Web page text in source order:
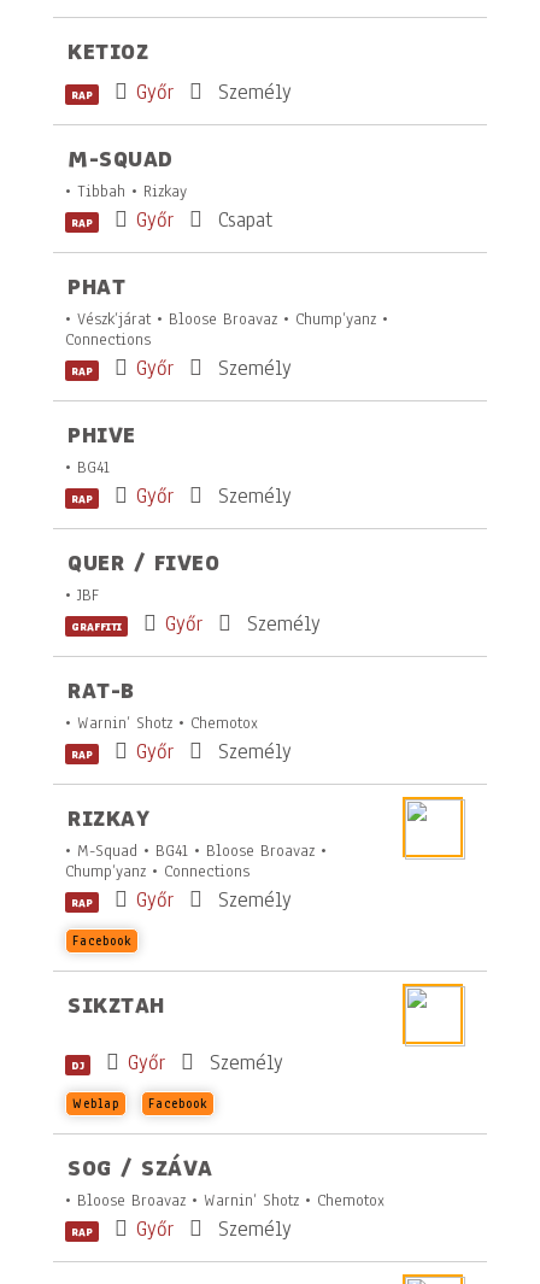
KETIOZ
RAP Győr Személy
M-SQUAD
• Tibbah • Rizkay
RAP Győr Csapat
PHAT
• Vészk’járat • Bloose Broavaz • Chump’yanz •
Connections
RAP Győr Személy
PHIVE
• BG41
RAP Győr Személy
QUER / FIVEO
• JBF
GRAFFITI Győr Személy
RAT-B
• Warnin’ Shotz • Chemotox
RAP Győr Személy
RIZKAY
• M-Squad • BG41 • Bloose Broavaz •
Chump’yanz • Connections
RAP Győr Személy
Facebook
SIKZTAH
DJ Győr Személy
Weblap Facebook
SOG / SZÁVA
• Bloose Broavaz • Warnin’ Shotz • Chemotox
RAP Győr Személy